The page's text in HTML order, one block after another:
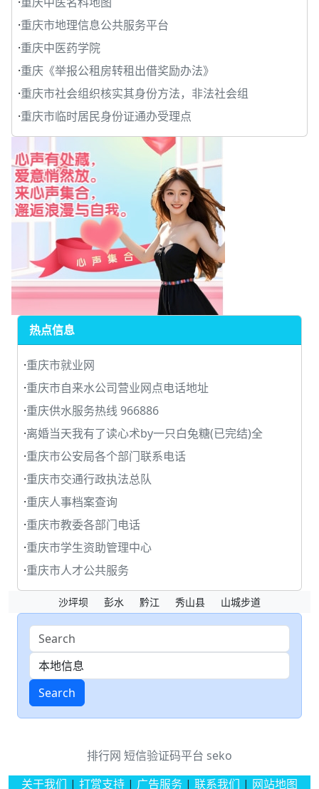
·重庆市地理信息公共服务平台
·重庆中医药学院
·重庆《举报公租房转租出借奖励办法》
·重庆市社会组织核实其身份方法，非法社会组
·重庆市临时居民身份证通办受理点
热点信息
·重庆市就业网
·重庆市自来水公司营业网点电话地址
·重庆供水服务热线 966886
·离婚当天我有了读心术by一只白兔糖(已完结)全
·重庆市公安局各个部门联系电话
·重庆市交通行政执法总队
·重庆人事档案查询
·重庆市教委各部门电话
·重庆市学生资助管理中心
·重庆市人才公共服务
沙坪坝 彭水 黔江 秀山县 山城步道
Search
排行网 短信验证码平台 seko
关于我们 | 打赏支持 | 广告服务 | 联系我们 | 网站地图